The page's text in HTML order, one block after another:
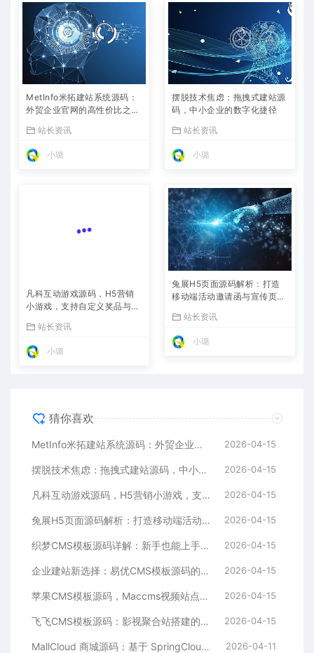
MetInfo米拓建站系统源码：
外贸企业官网的高性价比之
站长资讯
小璐
摆脱技术焦虑：拖拽式建站源
码，中小企业的数字化捷径
站长资讯
小璐
凡科互动游戏源码，H5营销
小游戏，支持自定义奖品与分
站长资讯
小璐
兔展H5页面源码解析：打造
移动端活动邀请函与宣传页的
站长资讯
小璐
猜你喜欢
MetInfo米拓建站系统源码：外贸企业官网的高性价比之选，内置SEO省心落地 2026-04-15
摆脱技术焦虑：拖拽式建站源码，中小企业的数字化捷径 2026-04-15
凡科互动游戏源码，H5营销小游戏，支持自定义奖品与分享 2026-04-15
兔展H5页面源码解析：打造移动端活动邀请函与宣传页的利器 2026-04-15
织梦CMS模板源码详解：新手也能上手的DedeCMS二次开发与建站指南 2026-04-15
企业建站新选择：易优CMS模板源码的多语言与SEO优势 2026-04-15
苹果CMS模板源码，Maccms视频站点，影视资源站模板首选 2026-04-15
飞飞CMS模板源码：影视聚合站搭建的理想之选 2026-04-15
MallCloud 商城源码：基于 SpringCloud Alibaba 的高并发电商系统深度解析 2026-04-11